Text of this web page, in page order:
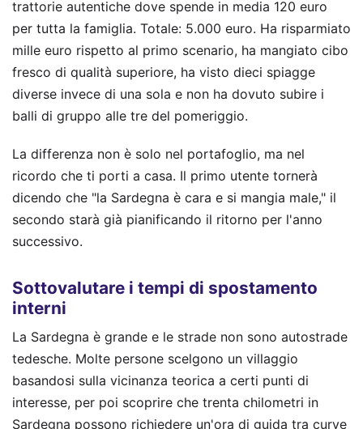
trattorie autentiche dove spende in media 120 euro
per tutta la famiglia. Totale: 5.000 euro. Ha risparmiato
mille euro rispetto al primo scenario, ha mangiato cibo
fresco di qualità superiore, ha visto dieci spiagge
diverse invece di una sola e non ha dovuto subire i
balli di gruppo alle tre del pomeriggio.
La differenza non è solo nel portafoglio, ma nel
ricordo che ti porti a casa. Il primo utente tornerà
dicendo che "la Sardegna è cara e si mangia male," il
secondo starà già pianificando il ritorno per l'anno
successivo.
Sottovalutare i tempi di spostamento
interni
La Sardegna è grande e le strade non sono autostrade
tedesche. Molte persone scelgono un villaggio
basandosi sulla vicinanza teorica a certi punti di
interesse, per poi scoprire che trenta chilometri in
Sardegna possono richiedere un'ora di guida tra curve